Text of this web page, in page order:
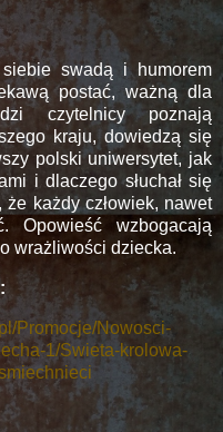
swadą i humorem
postać, ważną dla
czytelnicy poznają
kraju, dowiedzą się
polski uniwersytet, jak
i dlaczego słuchał się
każdy człowiek, nawet
Opowieść wzbogacają
wrażliwości dziecka.
Promocje/Nowosci-
1/Swieta-krolowa-